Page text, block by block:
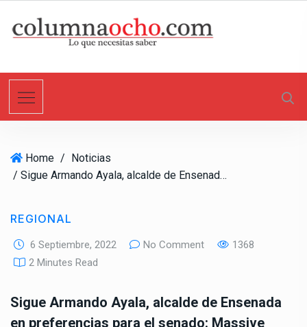
t
Home / Noticias
/ Sigue Armando Ayala, alcalde de Ensenada en preferencias para el senado: Massive Caller
REGIONAL
6 Septiembre, 2022 No Comment
1368
2 Minutes Read
Sigue Armando Ayala, alcalde de Ensenada
en preferencias para el senado: Massive